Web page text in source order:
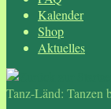
Kalender
Shop
Aktuelles
Tanz-Länd: Tanzen